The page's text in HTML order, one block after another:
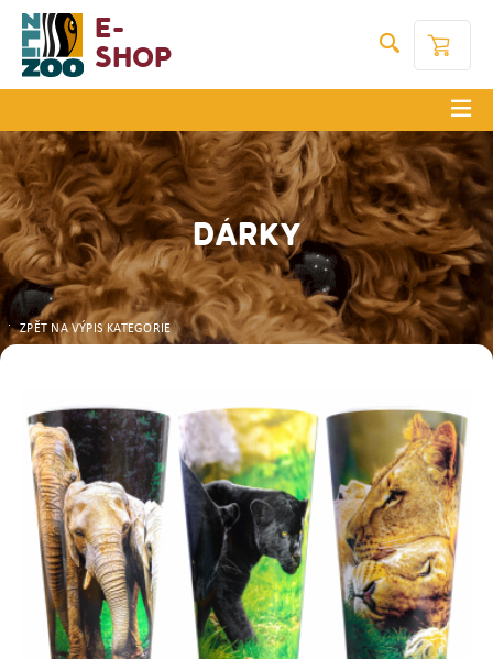
E-
Shop
DÁRKY
ZPĚT NA VÝPIS KATEGORIE